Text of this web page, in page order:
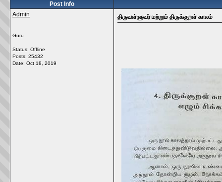
Post Info
Admin
Guru
Status: Offline
Posts: 25432
Date: Oct 18, 2019
திருவள்ளுவர் மற்றும் திருக்குறள் காலம்